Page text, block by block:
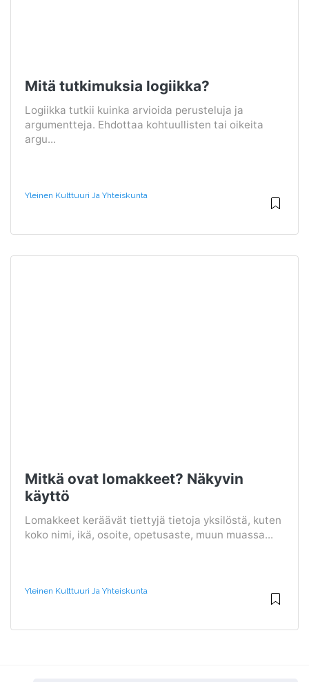
Mitä tutkimuksia logiikka?
Logiikka tutkii kuinka arvioida perusteluja ja
argumentteja. Ehdottaa kohtuullisten tai oikeita
argu...
Yleinen Kulttuuri Ja Yhteiskunta
Mitkä ovat lomakkeet? Näkyvin
käyttö
Lomakkeet keräävät tiettyjä tietoja yksilöstä, kuten
koko nimi, ikä, osoite, opetusaste, muun muassa...
Yleinen Kulttuuri Ja Yhteiskunta